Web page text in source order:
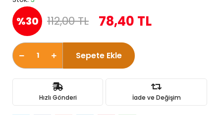
%30 112,00 TL 78,40 TL
Sepete Ekle
Hızlı Gönderi İade ve Değişim